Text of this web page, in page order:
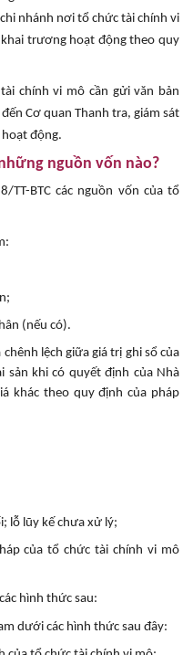
nhánh nơi tổ chức tài chính vi
trương hoạt động theo quy
chính vi mô cần gửi văn bản
Cơ quan Thanh tra, giám sát
động.
nguồn vốn nào?
BTC các nguồn vốn của tổ
(nếu có).
lệch giữa giá trị ghi sổ của
sản khi có quyết định của Nhà
khác theo quy định của pháp
lỗ lũy kế chưa xử lý;
của tổ chức tài chính vi mô
hình thức sau:
dưới các hình thức sau đây: